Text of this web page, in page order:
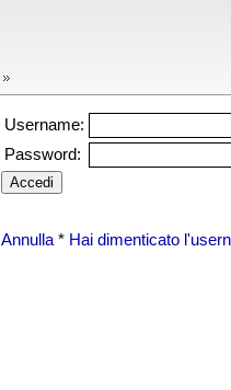
Username:
Password:
Annulla* Hai dimenticato